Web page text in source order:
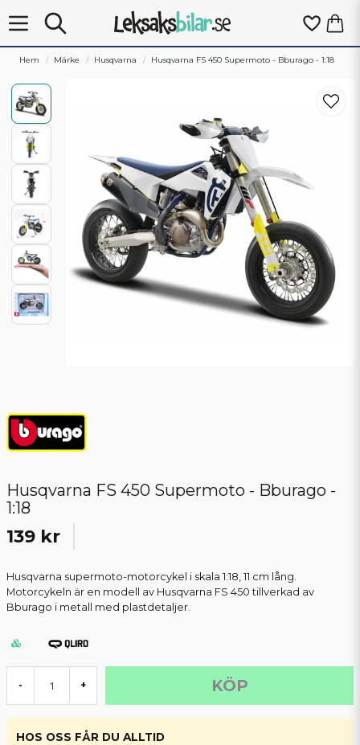
Hem Märke Husqvarna Husqvarna FS 450 Supermoto - Bburago - 1:18
Husqvarna FS 450 Supermoto - Bburago -
1:18
139 kr
Husqvarna supermoto-motorcykel i skala 1:18, 11 cm lång.
Motorcykeln är en modell av Husqvarna FS 450 tillverkad av
Bburago i metall med plastdetaljer.
- + KÖP
HOS OSS FÅR DU ALLTID